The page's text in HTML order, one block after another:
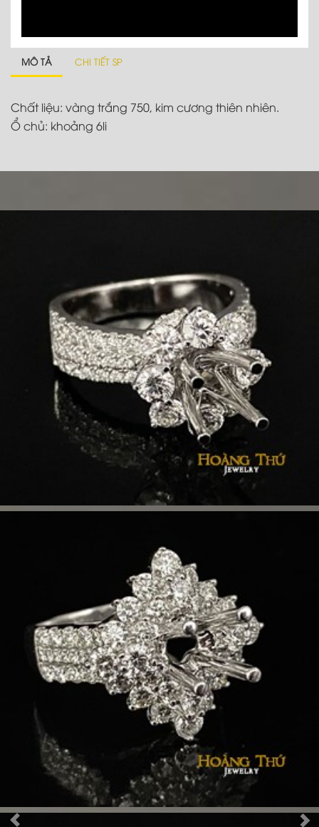
MÔ TẢ CHI TIẾT SP
Chất liệu: vàng trắng 750, kim cương thiên nhiên.
Ổ chủ: khoảng 6li